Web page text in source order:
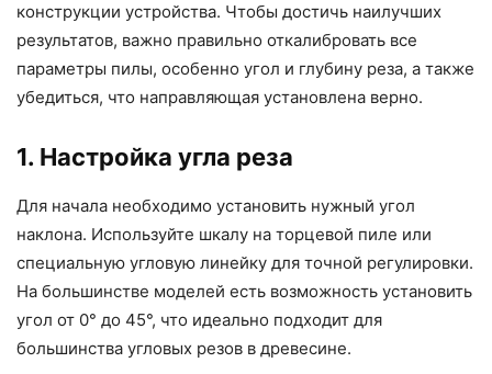
конструкции устройства. Чтобы достичь наилучших
результатов, важно правильно откалибровать все
параметры пилы, особенно угол и глубину реза, а также
убедиться, что направляющая установлена верно.
1. Настройка угла реза
Для начала необходимо установить нужный угол
наклона. Используйте шкалу на торцевой пиле или
специальную угловую линейку для точной регулировки.
На большинстве моделей есть возможность установить
угол от 0° до 45°, что идеально подходит для
большинства угловых резов в древесине.